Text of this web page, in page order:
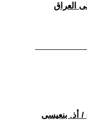
العراق
في الدين والقيم والإنسان.. (118) / أذ. بنعيسى